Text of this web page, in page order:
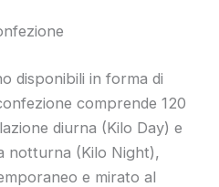
disponibili in forma di
comprende 120
diurna (Kilo Day) e
notturna (Kilo Night),
e mirato al